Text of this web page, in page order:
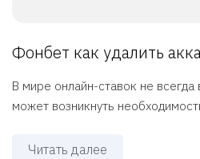
Фонбет как удалить
В мире онлайн-ставок не всегда
может возникнуть
Читать далее